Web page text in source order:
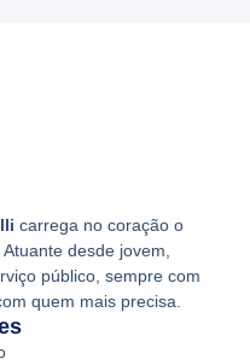
carrega no coração o
desde jovem,
público, sempre com
quem mais precisa.